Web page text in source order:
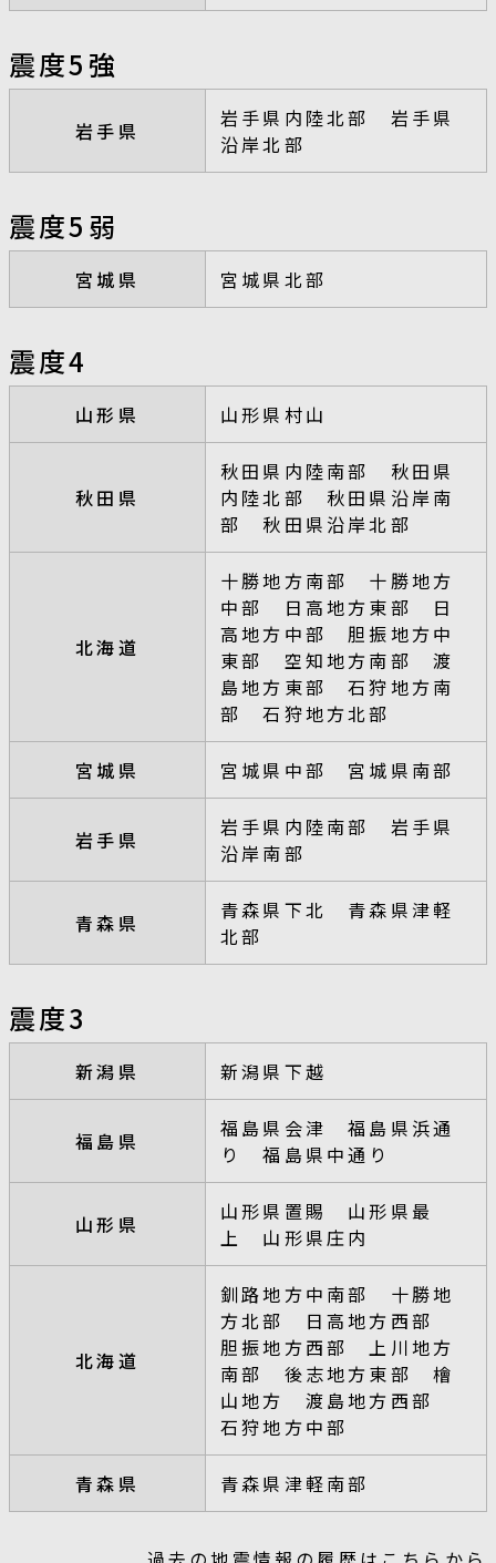
震度5強
岩手県
岩手県内陸北部 岩手県
沿岸北部
震度5弱
宮城県 宮城県北部
震度4
山形県 山形県村山
秋田県
秋田県内陸南部 秋田県
内陸北部 秋田県沿岸南
部 秋田県沿岸北部
北海道
十勝地方南部 十勝地方
中部 日高地方東部 日
高地方中部 胆振地方中
東部 空知地方南部 渡
島地方東部 石狩地方南
部 石狩地方北部
宮城県 宮城県中部 宮城県南部
岩手県
岩手県内陸南部 岩手県
沿岸南部
青森県
青森県下北 青森県津軽
北部
震度3
新潟県 新潟県下越
福島県
福島県会津 福島県浜通
り 福島県中通り
山形県
山形県置賜 山形県最
上 山形県庄内
北海道
釧路地方中南部 十勝地
方北部 日高地方西部
胆振地方西部 上川地方
南部 後志地方東部 檜
山地方 渡島地方西部
石狩地方中部
青森県 青森県津軽南部